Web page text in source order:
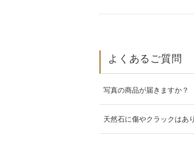
よくあるご質問
写真の商品が届きますか？
天然石に傷やクラックはあ